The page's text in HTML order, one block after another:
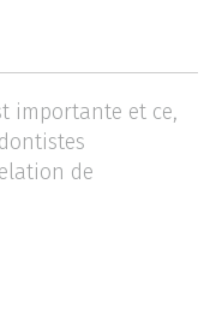
importante et ce,
de